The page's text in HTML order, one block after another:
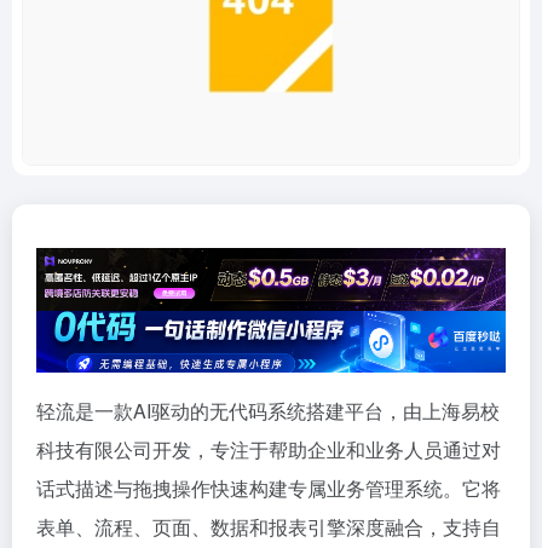
轻流是一款AI驱动的无代码系统搭建平台，由上海易校
科技有限公司开发，专注于帮助企业和业务人员通过对
话式描述与拖拽操作快速构建专属业务管理系统。它将
表单、流程、页面、数据和报表引擎深度融合，支持自